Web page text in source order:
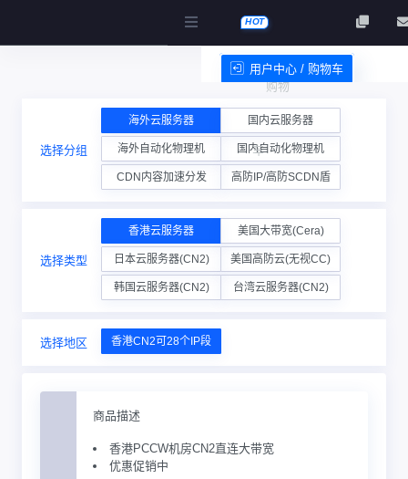
HOT
购物
车
用户中心 / 购物车
服务条款
选择分组
海外云服务器 国内云服务器
海外自动化物理机 国内自动化物理机
CDN内容加速分发 高防IP/高防SCDN盾
选择类型
香港云服务器 美国大带宽(Cera)
日本云服务器(CN2) 美国高防云(无视CC)
韩国云服务器(CN2) 台湾云服务器(CN2)
选择地区 香港CN2可28个IP段
商品描述
香港PCCW机房CN2直连大带宽
优惠促销中